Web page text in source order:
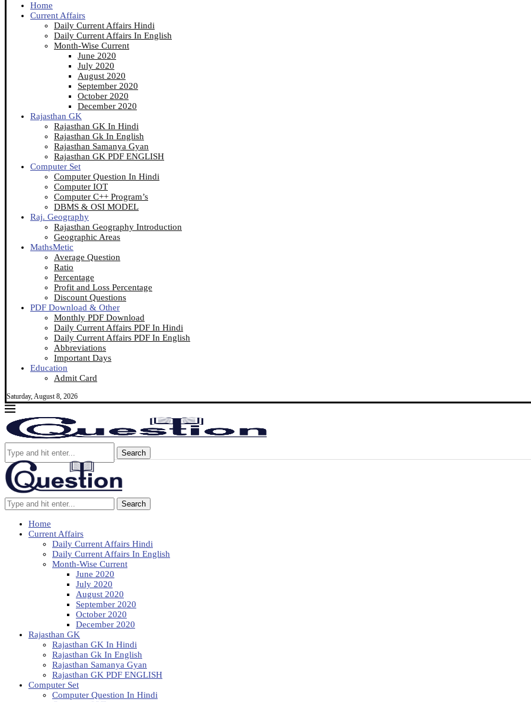
Home
Current Affairs
Daily Current Affairs Hindi
Daily Current Affairs In English
Month-Wise Current
June 2020
July 2020
August 2020
September 2020
October 2020
December 2020
Rajasthan GK
Rajasthan GK In Hindi
Rajasthan Gk In English
Rajasthan Samanya Gyan
Rajasthan GK PDF ENGLISH
Computer Set
Computer Question In Hindi
Computer IOT
Computer C++ Program’s
DBMS & OSI MODEL
Raj. Geography
Rajasthan Geography Introduction
Geographic Areas
MathsMetic
Average Question
Ratio
Percentage
Profit and Loss Percentage
Discount Questions
PDF Download & Other
Monthly PDF Download
Daily Current Affairs PDF In Hindi
Daily Current Affairs PDF In English
Abbreviations
Important Days
Education
Admit Card
Saturday, August 8, 2026
Search
Search
Home
Current Affairs
Daily Current Affairs Hindi
Daily Current Affairs In English
Month-Wise Current
June 2020
July 2020
August 2020
September 2020
October 2020
December 2020
Rajasthan GK
Rajasthan GK In Hindi
Rajasthan Gk In English
Rajasthan Samanya Gyan
Rajasthan GK PDF ENGLISH
Computer Set
Computer Question In Hindi